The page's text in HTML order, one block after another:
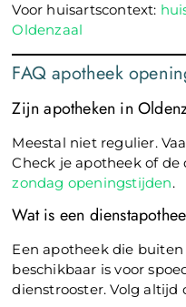
Voor huisartscontext:
Oldenzaal
FAQ apotheek
Zijn apotheken in
Meestal niet regulier.
Check je apotheek of
zondag openingstijden.
Wat is een
Een apotheek die
beschikbaar is voor
dienstrooster. Volg altijd